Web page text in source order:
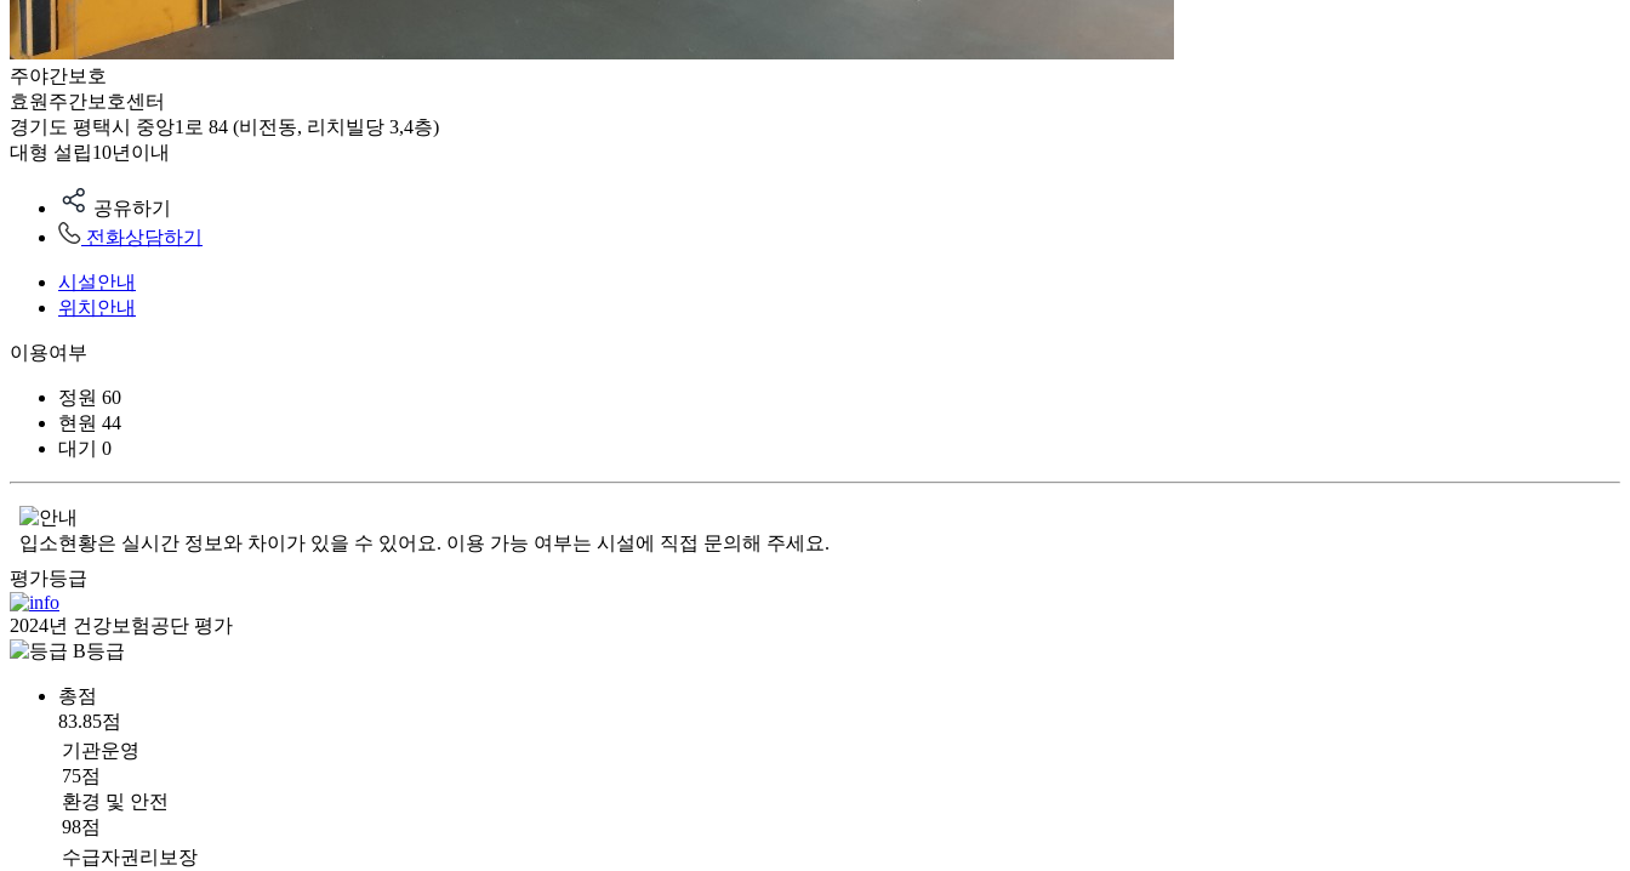
주야간보호
효원주간보호센터
경기도 평택시 중앙1로 84 (비전동, 리치빌당 3,4층)
대형 설립10년이내
공유하기
전화상담하기
시설안내
위치안내
이용여부
정원 60
현원 44
대기
0
입소현황은 실시간 정보와 차이가 있을 수 있어요. 이용 가능 여부는 시설에 직접 문의해 주세요.
평가등급
2024년 건강보험공단 평가
B등급
총점
83.85점
기관운영
75점
환경 및 안전
98점
수급자권리보장